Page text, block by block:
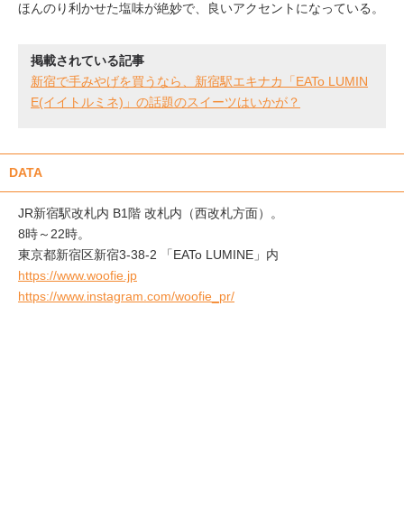
ほんのり利かせた塩味が絶妙で、良いアクセントになっている。
掲載されている記事
新宿で手みやげを買うなら、新宿駅エキナカ「EATo LUMIN
E(イイトルミネ)」の話題のスイーツはいかが？
DATA
JR新宿駅改札内 B1階 改札内（西改札方面）。
8時～22時。
東京都新宿区新宿3-38-2 「EATo LUMINE」内
https://www.woofie.jp
https://www.instagram.com/woofie_pr/